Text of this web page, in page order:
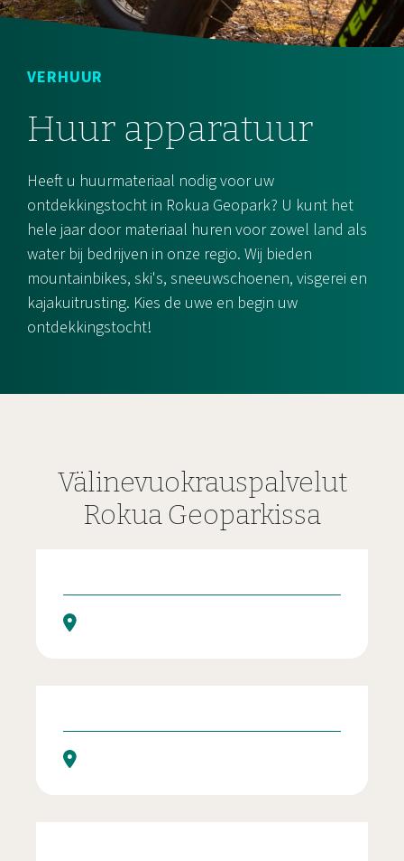
VERHUUR
Huur apparatuur
Heeft u huurmateriaal nodig voor uw
ontdekkingstocht in Rokua Geopark? U kunt het
hele jaar door materiaal huren voor zowel land als
water bij bedrijven in onze regio. Wij bieden
mountainbikes, ski's, sneeuwschoenen, visgerei en
kajakuitrusting. Kies de uwe en begin uw
ontdekkingstocht!
Välinevuokrauspalvelut
Rokua Geoparkissa